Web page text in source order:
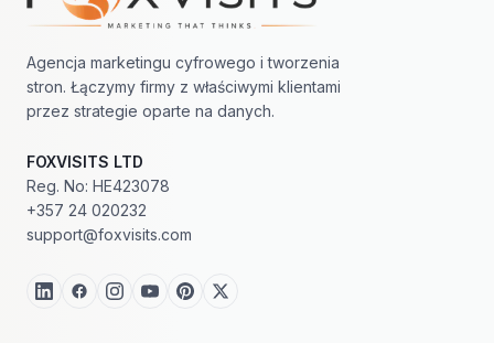
Agencja marketingu cyfrowego i tworzenia
stron. Łączymy firmy z właściwymi klientami
przez strategie oparte na danych.
FOXVISITS LTD
Reg. No: HE423078
+357 24 020232
support@foxvisits.com